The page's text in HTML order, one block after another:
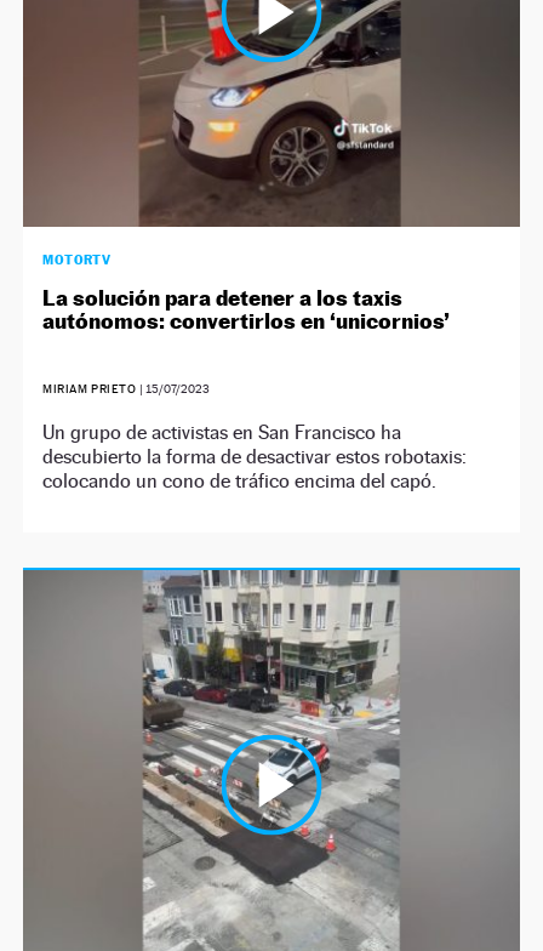
MOTORTV
La solución para detener a los taxis
autónomos: convertirlos en ‘unicornios’
MIRIAM PRIETO | 15/07/2023
Un grupo de activistas en San Francisco ha
descubierto la forma de desactivar estos robotaxis:
colocando un cono de tráfico encima del capó.